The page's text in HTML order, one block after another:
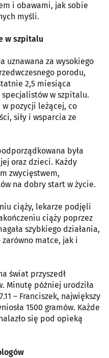
i obawami, jak sobie
myśli.
w szpitalu
uznawana za wysokiego
porodu,
2,5 miesiąca
specjalistów w szpitalu.
w pozycji leżącej, co
siły i wsparcia ze
była
oraz dzieci. Każdy
zwycięstwem,
na dobry start w życie.
ciąży, lekarze podjęli
ciąży poprzez
szybkiego działania,
matce, jak i
świat przyszedł
Minutę później urodziła
– Franciszek, największy
1500 gramów. Każde
się pod opieką